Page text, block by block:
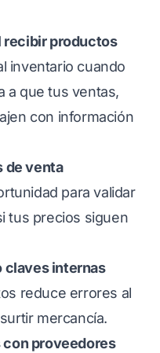
recibir productos
inventario cuando
a que tus ventas,
con información
de venta
para validar
tus precios siguen
claves internas
reduce errores al
mercancía.
proveedores